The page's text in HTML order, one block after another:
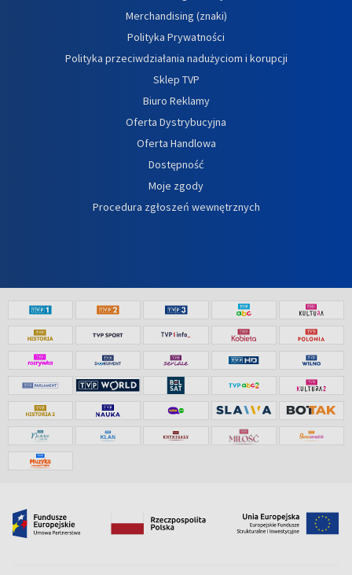
Merchandising (znaki)
Polityka Prywatności
Polityka przeciwdziałania nadużyciom i korupcji
Sklep TVP
Biuro Reklamy
Oferta Dystrybucyjna
Oferta Handlowa
Dostępność
Moje zgody
Procedura zgłoszeń wewnętrznych